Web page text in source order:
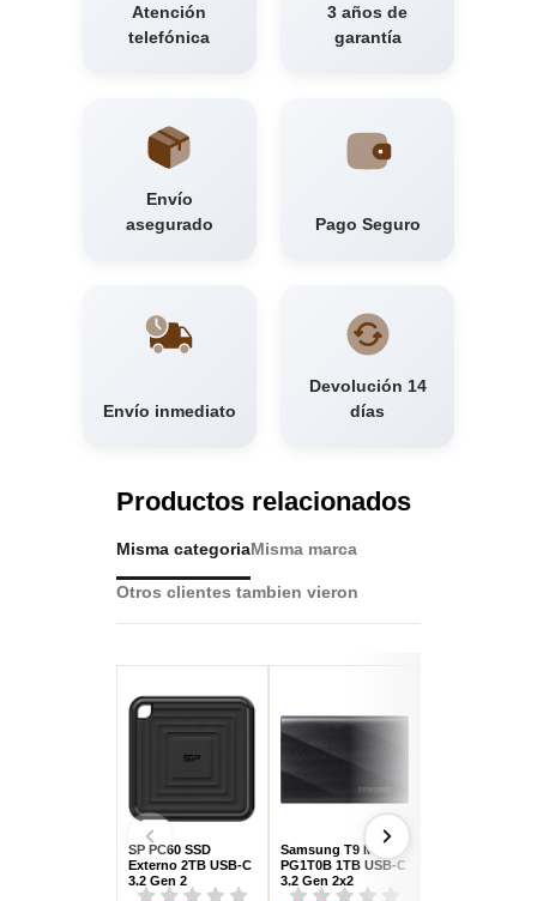
Atención
telefónica
3 años de
garantía
Envío
asegurado
Pago Seguro
Envío inmediato
Devolución 14
días
Productos relacionados
Misma categoriaMisma marca
Otros clientes tambien vieron
SP PC60 SSD
Externo 2TB USB-C
3.2 Gen 2
Samsung T9 MU-
PG1T0B 1TB USB-C
3.2 Gen 2x2